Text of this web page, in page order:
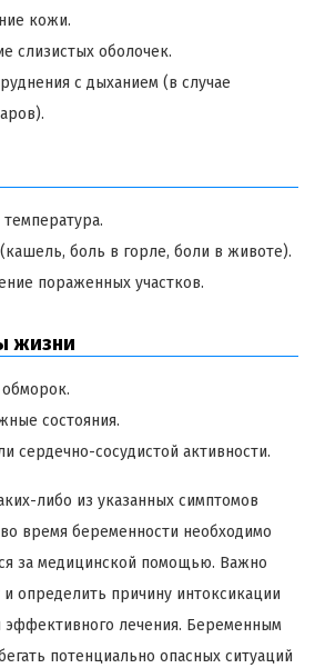
кожи.
слизистых оболочек.
с дыханием (в случае
боль в горле, боли в животе).
пораженных участков.
жизни
состояния.
сердечно-сосудистой активности.
либо из указанных симптомов
время беременности необходимо
за медицинской помощью. Важно
и определить причину интоксикации
эффективного лечения. Беременным
потенциально опасных ситуаций